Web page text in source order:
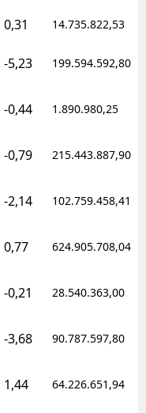
0,31 14.735.822,53
-5,23 199.594.592,80
-0,44 1.890.980,25
-0,79 215.443.887,90
-2,14 102.759.458,41
0,77 624.905.708,04
-0,21 28.540.363,00
-3,68 90.787.597,80
1,44 64.226.651,94